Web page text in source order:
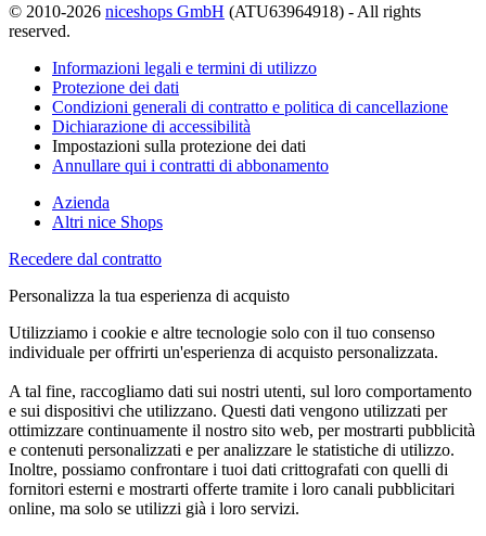
© 2010-2026 niceshops GmbH (ATU63964918) - All rights
reserved.
Informazioni legali e termini di utilizzo
Protezione dei dati
Condizioni generali di contratto e politica di cancellazione
Dichiarazione di accessibilità
Impostazioni sulla protezione dei dati
Annullare qui i contratti di abbonamento
Azienda
Altri nice Shops
Recedere dal contratto
Personalizza la tua esperienza di acquisto
Utilizziamo i cookie e altre tecnologie solo con il tuo consenso
individuale per offrirti un'esperienza di acquisto personalizzata.
A tal fine, raccogliamo dati sui nostri utenti, sul loro comportamento
e sui dispositivi che utilizzano. Questi dati vengono utilizzati per
ottimizzare continuamente il nostro sito web, per mostrarti pubblicità
e contenuti personalizzati e per analizzare le statistiche di utilizzo.
Inoltre, possiamo confrontare i tuoi dati crittografati con quelli di
fornitori esterni e mostrarti offerte tramite i loro canali pubblicitari
online, ma solo se utilizzi già i loro servizi.